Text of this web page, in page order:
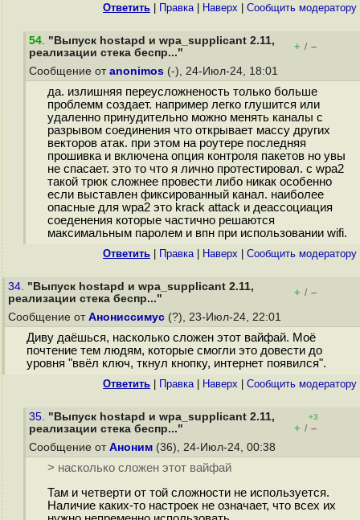
Ответить Правка| Наверх Cообщить модератору
54. "Выпуск hostapd и wpa_supplicant 2.11,
реализации стека беспр..."
+ / –
Сообщение от anonimos (-), 24-Июл-24, 18:01
да. излишняя переусложненость только больше
проблемм создает. например легко глушится или
удаленно принудительно можно менять каналы с
разрывом соединения что открывает массу других
векторов атак. при этом на роутере последняя
прошивка и включена опция контроля пакетов но увы
не спасает. это то что я лично протестировал. с wpa2
такой трюк сложнее провести либо никак особенно
если выставлен фиксированный канал. наиболее
опасные для wpa2 это krack attack и деассоциация
соеденения которые частично решаются
максимальным паролем и впн при использовании wifi.
Ответить Правка| Наверх Cообщить модератору
34. "Выпуск hostapd и wpa_supplicant 2.11,
реализации стека беспр..."
+ / –
Сообщение от Анониссимус (?), 23-Июл-24, 22:01
Диву даёшься, насколько сложен этот вайфай. Моё
почтение тем людям, которые смогли это довести до
уровня "ввёл ключ, ткнул кнопку, интернет появился".
Ответить Правка| Наверх Cообщить модератору
35. "Выпуск hostapd и wpa_supplicant 2.11,
реализации стека беспр..."
+3
+ / –
Сообщение от Аноним (36), 24-Июл-24, 00:38
> насколько сложен этот вайфай
Там и четверти от той сложности не используется.
Наличие каких-то настроек не означает, что всех их